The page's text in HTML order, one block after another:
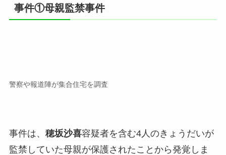
事件①母親監禁事件
警察や報道陣が集合住宅を調査
事件は、 穂坂沙喜容疑者を含む4人のきょうだいが
監禁していた母親が保護されたことから発覚しま